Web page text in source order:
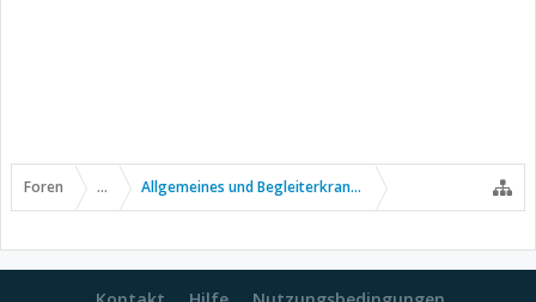
Foren ... Allgemeines und Begleiterkrankungen